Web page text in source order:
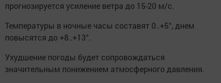
прогнозируется усиление ветра до 15-20 м/с.
Температуры в ночные часы составят 0..+5°, днем
повысятся до +8..+13°.
Ухудшение погоды будет сопровождаться
значительным понижением атмосферного давления.